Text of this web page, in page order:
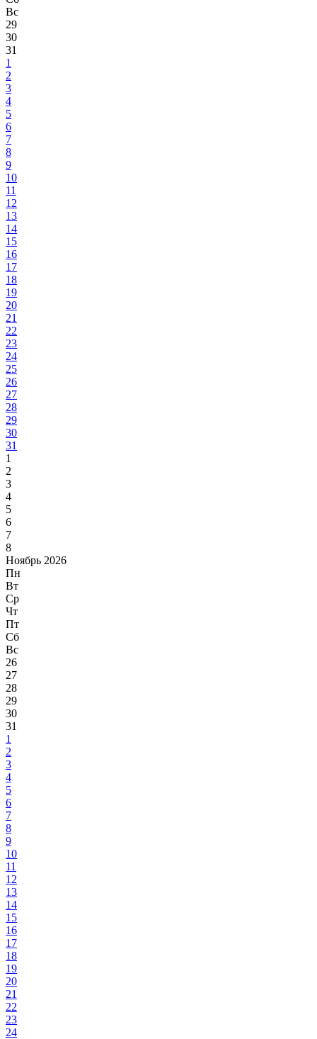
Вс
29
30
31
1
2
3
4
5
6
7
8
9
10
11
12
13
14
15
16
17
18
19
20
21
22
23
24
25
26
27
28
29
30
31
1
2
3
4
5
6
7
8
Ноябрь 2026
Пн
Вт
Ср
Чт
Пт
Сб
Вс
26
27
28
29
30
31
1
2
3
4
5
6
7
8
9
10
11
12
13
14
15
16
17
18
19
20
21
22
23
24